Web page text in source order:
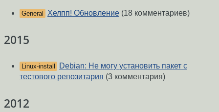
General Хелпп! Обновление (18 комментариев)
2015
Linux-install
Debian: Не могу установить пакет c
тестового репозитария (3 комментария)
2012